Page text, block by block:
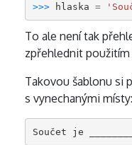
>>> hlaska =
To ale není tak
zpřehlednit použitím
Takovou šablonu si
s vynechanými místy: